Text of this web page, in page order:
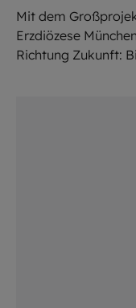
Mit dem
Erzdiözese
Richtung Zukunft: